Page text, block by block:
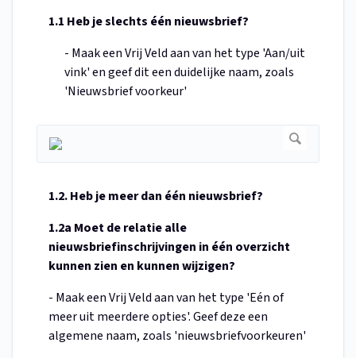
1.1 Heb je slechts één nieuwsbrief?
- Maak een Vrij Veld aan van het type 'Aan/uit
vink' en geef dit een duidelijke naam, zoals
'Nieuwsbrief voorkeur'
1.2. Heb je meer dan één nieuwsbrief?
1.2a Moet de relatie alle
nieuwsbriefinschrijvingen in één overzicht
kunnen zien en kunnen wijzigen?
- Maak een Vrij Veld aan van het type 'Eén of
meer uit meerdere opties'. Geef deze een
algemene naam, zoals 'nieuwsbriefvoorkeuren'